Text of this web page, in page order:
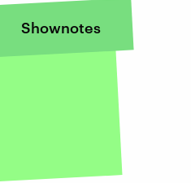
Shownotes